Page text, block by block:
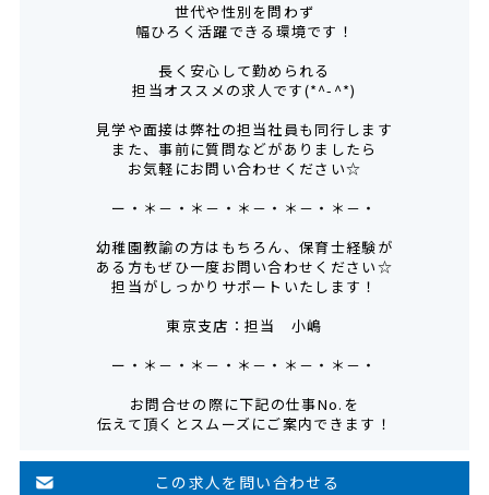
世代や性別を問わず
幅ひろく活躍できる環境です！
長く安心して勤められる
担当オススメの求人です(*^-^*)
見学や面接は弊社の担当社員も同行します
また、事前に質問などがありましたら
お気軽にお問い合わせください☆
ー・＊－・＊－・＊－・＊－・＊－・
幼稚園教諭の方はもちろん、保育士経験が
ある方もぜひ一度お問い合わせください☆
担当がしっかりサポートいたします！
東京支店：担当 小嶋
ー・＊－・＊－・＊－・＊－・＊－・
お問合せの際に下記の仕事No.を
伝えて頂くとスムーズにご案内できます！
この求人を問い合わせる